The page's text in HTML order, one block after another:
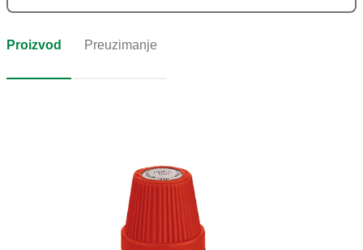
Proizvod Preuzimanje